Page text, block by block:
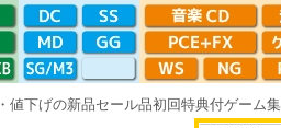
値下げの新品セール品初回特典付ゲーム集